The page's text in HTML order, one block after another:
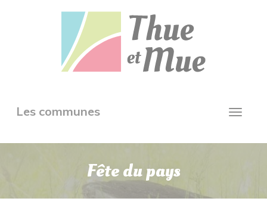
Toggle
Les communes
Fête du pays
Panneau de gestion des cookies